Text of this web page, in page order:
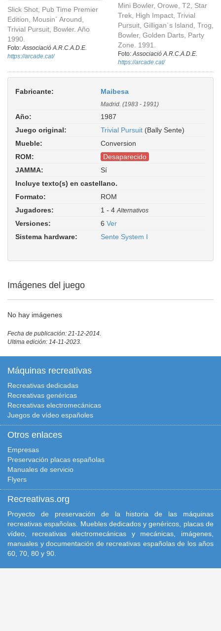
Slick Shot, Pub Time Premier
Edition, Mousin´ Around,
Trivial Pursuit, Bowler. Año
1990.
Foto:Associació A.R.C.A.D.E.
https://arcade.cat/
Mini Bowler, Orowe, T2, Star
Trek, High Impact, Trivial
Pursuit, Gilligan´s Island, Trog,
Bowler, Golden Darts, Party
Zone. 1991.
Foto:Associació A.R.C.A.D.E.
https://arcade.cat/
Fabricante: Maibesa
Madrid. (1983 - 1991)
Año:
1987
Juego original:
Trivial Pursuit (Bally Sente)
Mueble:
Conversion
ROM:
Desaparecido
JAMMA:
Sí
Incluye texto(s) en castellano.
Formato:
ROM
Jugadores:
1 - 4 Alternativos
Versiones: 6 Ver
Sistema hardware:
Sente System I
Imágenes del juego
No hay imágenes
Fecha de publicación: 21-12-2014.
Ultima edición: 14-11-2023.
Máquinas recreativas
Recreativas dedicadas
Recreativas genéricas
Recreativas electromecánicas
Juegos de vídeo españoles
Otros enlaces
Empresas
Preservación placas españolas
Manuales de servicio
Flyers
Recreativas.org
Proyecto de preservación de la historia de las máquinas
recreativas españolas. Muebles dedicados y genéricos, placas de
vídeo, recreativas electromecánicas y mecánicas, imágenes,
manuales y documentación de recreativas españolas de los años
60, 70, 80 y 90.